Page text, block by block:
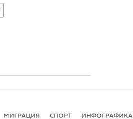
МИГРАЦИЯ СПОРТ ИНФОГРАФИКА